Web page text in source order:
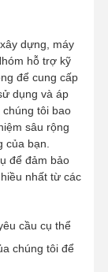
dựng, máy
hỗ trợ kỹ
để cung cấp
dụng và áp
tôi bao
sâu rộng
của bạn.
để đảm bảo
nhất từ các
cầu cụ thể
chúng tôi để